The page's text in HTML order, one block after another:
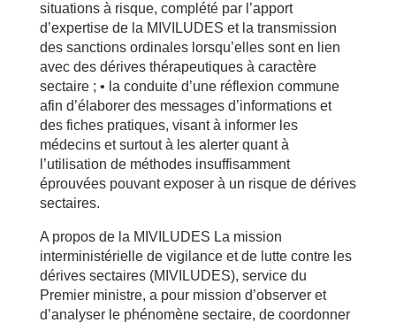
situations à risque, complété par l’apport
d’expertise de la MIVILUDES et la transmission
des sanctions ordinales lorsqu’elles sont en lien
avec des dérives thérapeutiques à caractère
sectaire ; • la conduite d’une réflexion commune
afin d’élaborer des messages d’informations et
des fiches pratiques, visant à informer les
médecins et surtout à les alerter quant à
l’utilisation de méthodes insuffisamment
éprouvées pouvant exposer à un risque de dérives
sectaires.
A propos de la MIVILUDES La mission
interministérielle de vigilance et de lutte contre les
dérives sectaires (MIVILUDES), service du
Premier ministre, a pour mission d’observer et
d’analyser le phénomène sectaire, de coordonner